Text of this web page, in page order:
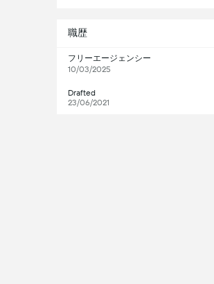
職歴
フリーエージェンシー
10/03/2025
Drafted
23/06/2021